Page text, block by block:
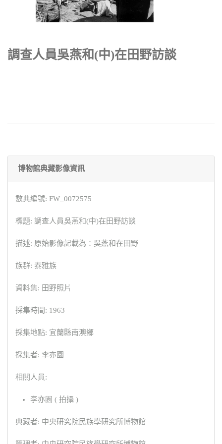
調查人員吳燕和(中)在田野訪談
博物館典藏影像資訊
數典編號: FW_0072575
標題: 調查人員吳燕和(中)在田野訪談
描述: 原始影像記載為：吳燕和在田野
族群: 泰雅族
資料集: 田野照片
採集時間: 1963
採集地點: 宜蘭縣南澳鄉
採集者: 李亦園
相關人員:
李亦園 ( 拍攝 )
典藏者: 中央研究院民族學研究所博物館